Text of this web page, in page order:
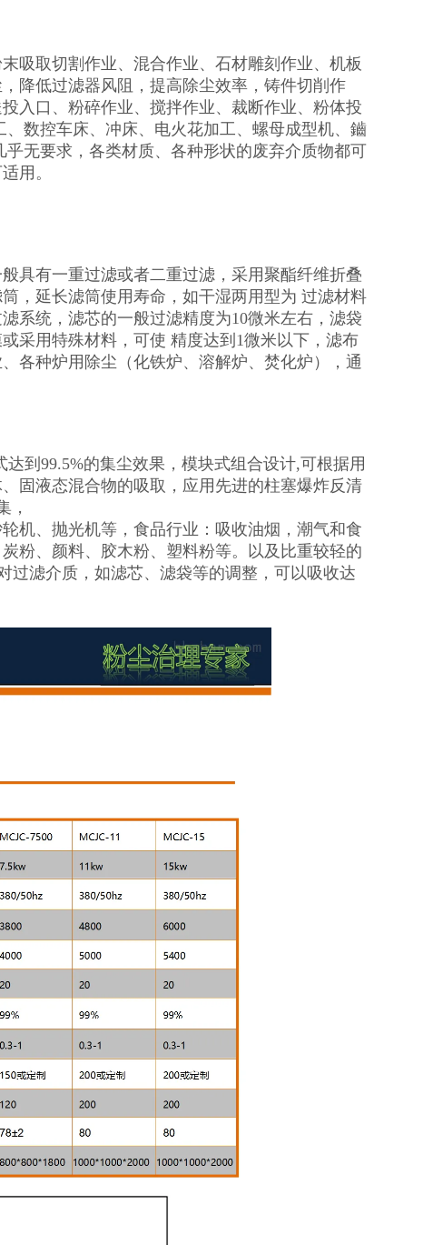
吸取切割作业、混合作业、石材雕刻作业、机板
降低过滤器风阻，提高除尘效率，铸件切削作
入口、粉碎作业、搅拌作业、裁断作业、粉体投
数控车床、冲床、电火花加工、螺母成型机、鑡
无要求，各类材质、各种形状的废弃介质物都可
用。
具有一重过滤或者二重过滤，采用聚酯纤维折叠
，延长滤筒使用寿命，如干湿两用型为 过滤材料
系统，滤芯的一般过滤精度为10微米左右，滤袋
采用特殊材料，可使 精度达到1微米以下，滤布
各种炉用除尘（化铁炉、溶解炉、焚化炉），通
到99.5%的集尘效果，模块式组合设计,可根据用
固液态混合物的吸取，应用先进的柱塞爆炸反清
，
机、抛光机等，食品行业：吸收油烟，潮气和食
粉、颜料、胶木粉、塑料粉等。以及比重较轻的
过滤介质，如滤芯、滤袋等的调整，可以吸收达